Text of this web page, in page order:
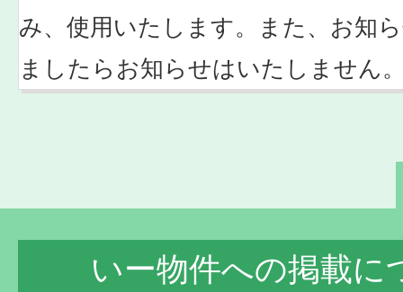
み、使用いたします。また、お知
ましたらお知らせはいたしません
いー物件への掲載に